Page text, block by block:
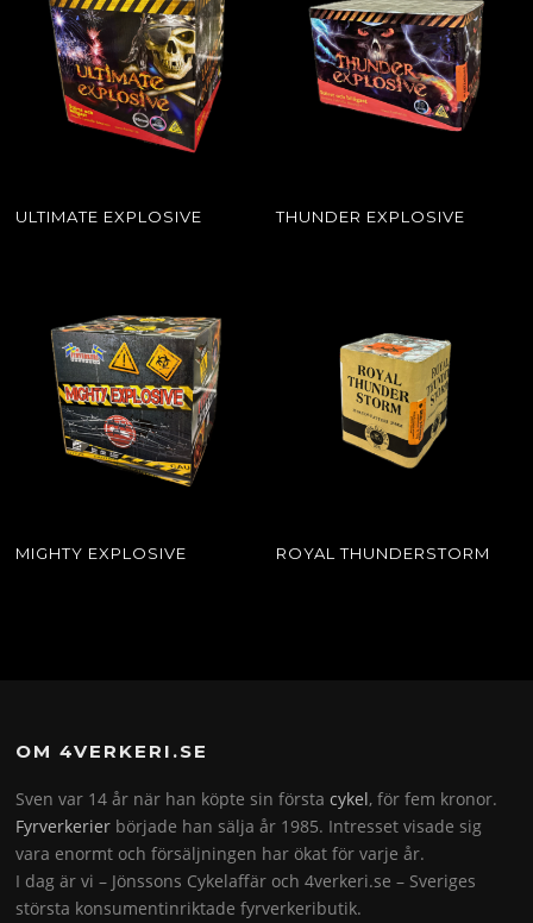
ULTIMATE EXPLOSIVE THUNDER EXPLOSIVE
MIGHTY EXPLOSIVE ROYAL THUNDERSTORM
OM 4VERKERI.SE
Sven var 14 år när han köpte sin förstacykel, för fem kronor.
Fyrverkerier började han sälja år 1985. Intresset visade sig
vara enormt och försäljningen har ökat för varje år.
I dag är vi – Jönssons Cykelaffär och 4verkeri.se – Sveriges
största konsumentinriktade fyrverkeributik.